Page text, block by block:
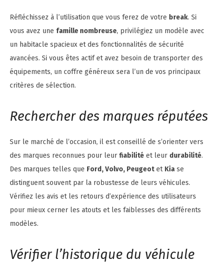
Réfléchissez à l’utilisation que vous ferez de votre break. Si
vous avez une famille nombreuse, privilégiez un modèle avec
un habitacle spacieux et des fonctionnalités de sécurité
avancées. Si vous êtes actif et avez besoin de transporter des
équipements, un coffre généreux sera l’un de vos principaux
critères de sélection.
Rechercher des marques réputées
Sur le marché de l’occasion, il est conseillé de s’orienter vers
des marques reconnues pour leur fiabilité et leur durabilité.
Des marques telles que Ford, Volvo, Peugeotet Kia se
distinguent souvent par la robustesse de leurs véhicules.
Vérifiez les avis et les retours d’expérience des utilisateurs
pour mieux cerner les atouts et les faiblesses des différents
modèles.
Vérifier l’historique du véhicule